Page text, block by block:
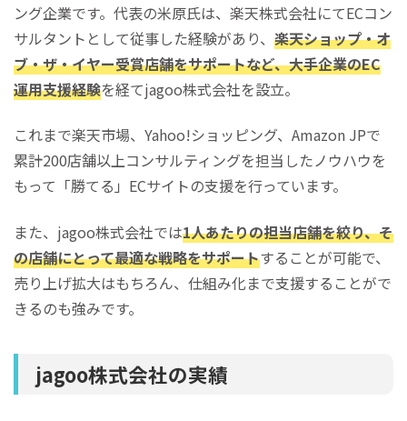
ング企業です。代表の米原氏は、楽天株式会社にてECコン
サルタントとして従事した経験があり、 楽天ショップ・オ
ブ・ザ・イヤー受賞店舗をサポートなど、大手企業のEC
運用支援経験を経てjagoo株式会社を設立。
これまで楽天市場、Yahoo!ショッピング、Amazon JPで
累計200店舗以上コンサルティングを担当したノウハウを
もって「勝てる」ECサイトの支援を行っています。
また、jagoo株式会社では1人あたりの担当店舗を絞り、そ
の店舗にとって最適な戦略をサポートすることが可能で、
売り上げ拡大はもちろん、仕組み化まで支援することがで
きるのも強みです。
jagoo株式会社の実績